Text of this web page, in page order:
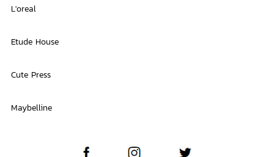
L'oreal
Etude House
Cute Press
Maybelline